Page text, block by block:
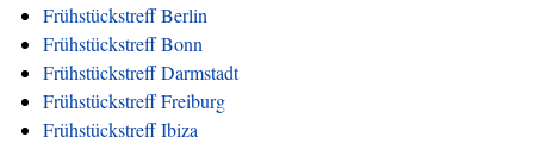
Frühstückstreff Berlin
Frühstückstreff Bonn
Frühstückstreff Darmstadt
Frühstückstreff Freiburg
Frühstückstreff Ibiza